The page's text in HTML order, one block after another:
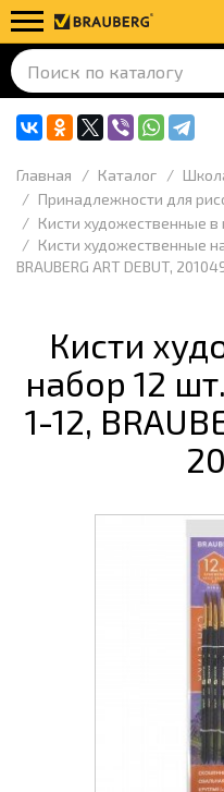
Главная Каталог
Принадлежности для
Кисти художественные в
Кисти художественные
BRAUBERG ART DEBUT,
Кисти
набор 12
1-12,